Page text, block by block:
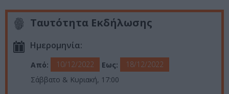
Ταυτότητα Εκδήλωσης
Ημερομηνία:
Από: 10/12/2022 Εως:
18/12/2022
Σάββατο & Κυριακή, 17:00